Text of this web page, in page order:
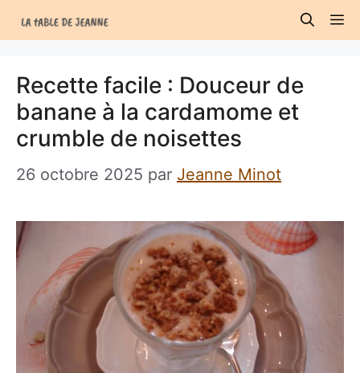
au
Recette facile : Douceur de
banane à la cardamome et
crumble de noisettes
26 octobre 2025 par Jeanne Minot